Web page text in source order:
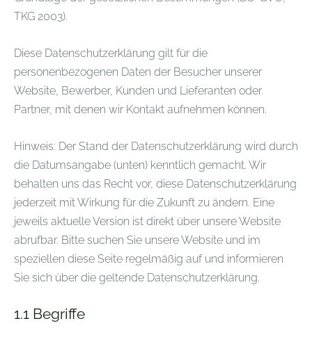
TKG 2003).
Diese Datenschutzerklärung gilt für die
personenbezogenen Daten der Besucher unserer
Website, Bewerber, Kunden und Lieferanten oder
Partner, mit denen wir Kontakt aufnehmen können.
Hinweis: Der Stand der Datenschutzerklärung wird durch
die Datumsangabe (unten) kenntlich gemacht. Wir
behalten uns das Recht vor, diese Datenschutzerklärung
jederzeit mit Wirkung für die Zukunft zu ändern. Eine
jeweils aktuelle Version ist direkt über unsere Website
abrufbar. Bitte suchen Sie unsere Website und im
speziellen diese Seite regelmäßig auf und informieren
Sie sich über die geltende Datenschutzerklärung.
1.1 Begriffe